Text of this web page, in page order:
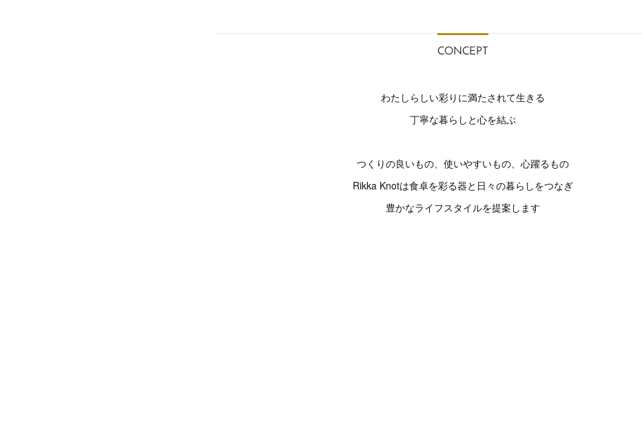
CONCEPT
わたしらしい彩りに満たされて生きる
丁寧な暮らしと心を結ぶ
つくりの良いもの、使いやすいもの、心躍るもの
Rikka Knotは食卓を彩る器と日々の暮らしをつなぎ
豊かなライフスタイルを提案します